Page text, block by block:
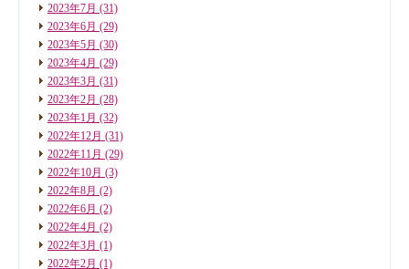
2023年7月 (31)
2023年6月 (29)
2023年5月 (30)
2023年4月 (29)
2023年3月 (31)
2023年2月 (28)
2023年1月 (32)
2022年12月 (31)
2022年11月 (29)
2022年10月 (3)
2022年8月 (2)
2022年6月 (2)
2022年4月 (2)
2022年3月 (1)
2022年2月 (1)